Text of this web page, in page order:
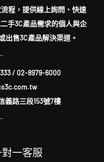
程，提供線上詢問、快速
手3C產品需求的個人與企
出售3C產品解決渠道。
/02-8979-6000
義路三段153號7樓
一客服